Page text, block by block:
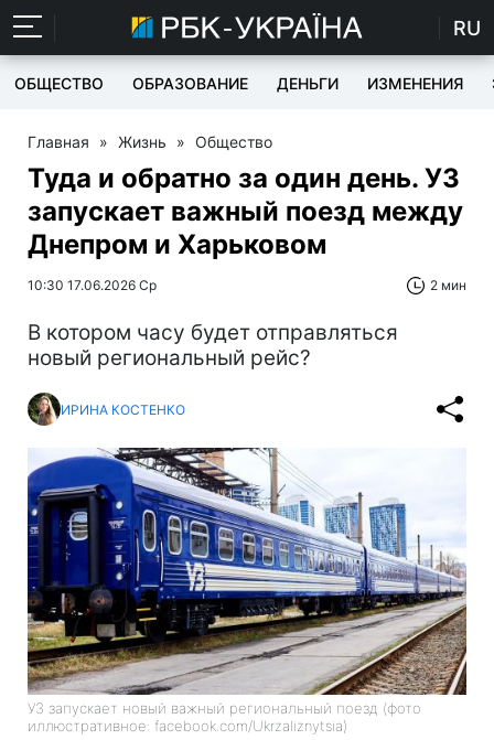
RU
ОБЩЕСТВО ОБРАЗОВАНИЕ ДЕНЬГИ ИЗМЕНЕНИЯ
Главная » Жизнь » Общество
Туда и обратно за один день. УЗ
запускает важный поезд между
Днепром и Харьковом
10:30 17.06.2026 Ср 2 мин
В котором часу будет отправляться
новый региональный рейс?
ИРИНА КОСТЕНКО
УЗ запускает новый важный региональный поезд (фото
иллюстративное: facebook.com/Ukrzaliznytsia)